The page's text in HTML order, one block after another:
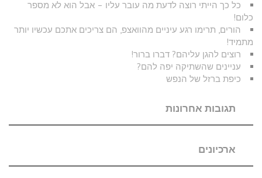
כל כך הייתי רוצה לדעת מה עובר עליו – אבל הוא לא מספר
כלום!
הורים, תרימו רגע עיניים מהוואצפ, הם צריכים אתכם עכשיו יותר
מתמיד!
רוצים להגן עליהם? דברו ברור!
עניינים שהשתיקה יפה להם?
כיפת ברזל של הנפש
תגובות אחרונות
ארכיונים